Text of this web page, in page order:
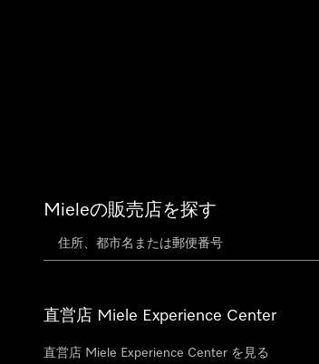
Mieleの販売店を探す
直営店 Miele Experience Center
直営店 Miele Experience Center を見る